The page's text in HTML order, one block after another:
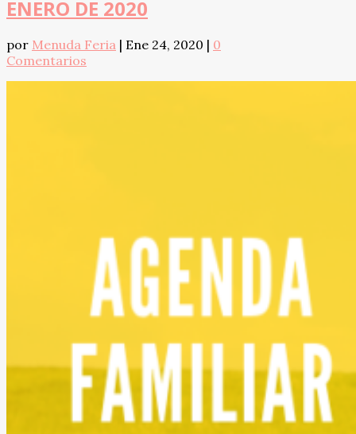
ENERO DE 2020
por Menuda Feria | Ene 24, 2020 | 0
Comentarios